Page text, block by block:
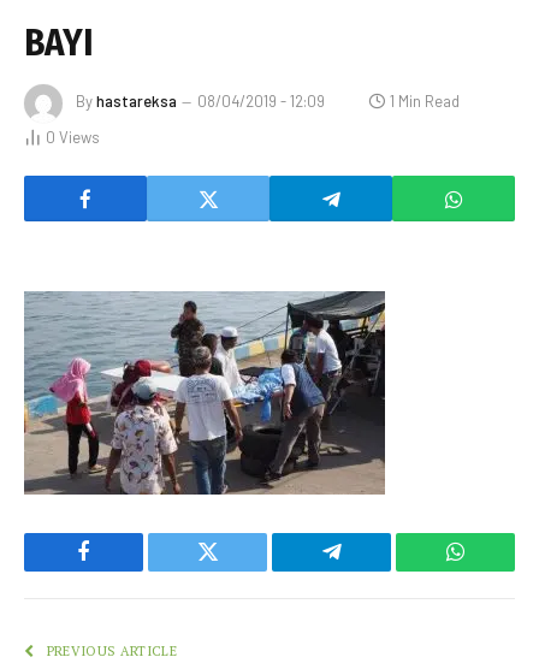
BAYI
Byhastareksa 08/04/2019 - 12:09
1 Min Read
0 Views
Facebook Twitter Telegram
PREVIOUS ARTICLE